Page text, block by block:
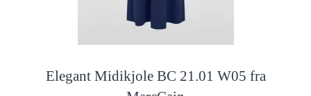
Elegant Midikjole BC 21.01 W05 fra